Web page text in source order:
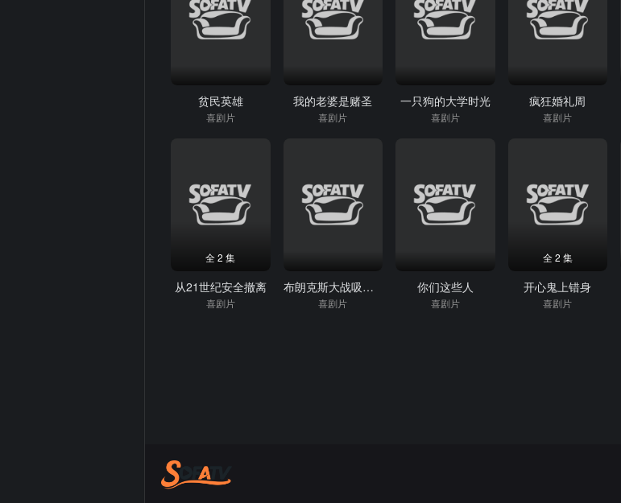
贫民英雄
喜剧片
我的老婆是赌圣
喜剧片
一只狗的大学时光
喜剧片
疯狂婚礼周
喜剧片
全 2 集
从21世纪安全撤离
喜剧片
布朗克斯大战吸血鬼
喜剧片
你们这些人
喜剧片
全 2 集
开心鬼上错身
喜剧片